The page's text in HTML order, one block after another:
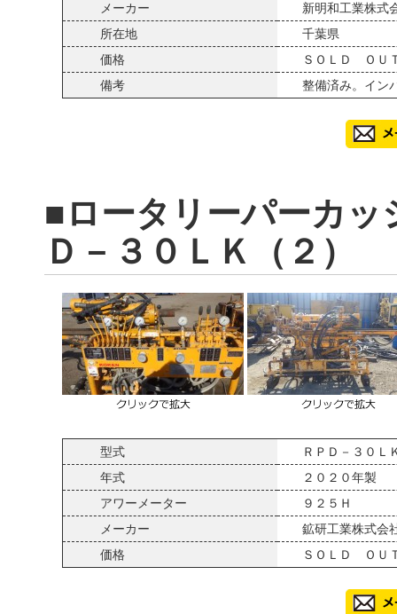
メーカー
新明和工業株式
所在地
千葉県
価格
ＳＯＬＤ ＯＵ
備考
整備済み。イン
■ロータリーパーカ
Ｄ－３０ＬＫ（２）
型式
ＲＰＤ－３０Ｌ
年式
２０２０年製
アワーメーター
９２５Ｈ
メーカー
鉱研工業株式会
価格
ＳＯＬＤ ＯＵ